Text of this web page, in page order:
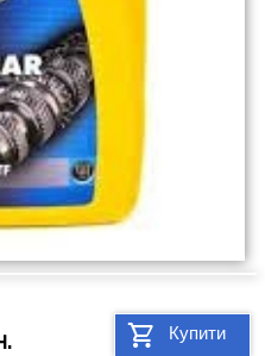
Купити